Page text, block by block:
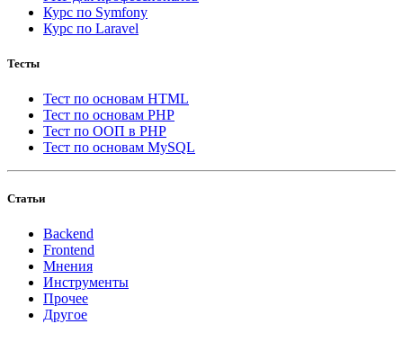
Курс по Symfony
Курс по Laravel
Тесты
Тест по основам HTML
Тест по основам PHP
Тест по ООП в PHP
Тест по основам MySQL
Статьи
Backend
Frontend
Мнения
Инструменты
Прочее
Другое